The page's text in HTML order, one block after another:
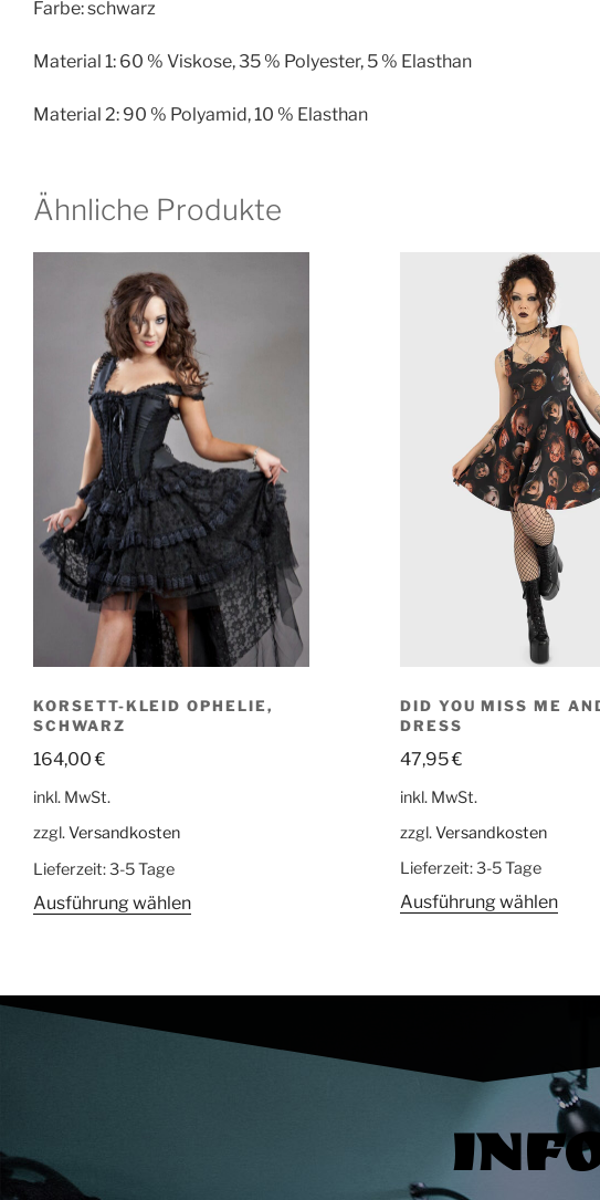
Farbe: schwarz
Material 1: 60 % Viskose, 35 % Polyester, 5 % Elasthan
Material 2: 90 % Polyamid, 10 % Elasthan
Ähnliche Produkte
KORSETT-KLEID OPHELIE,
SCHWARZ
164,00€
inkl. MwSt.
zzgl.Versandkosten
Lieferzeit:3-5 Tage
Ausführung wählen
DID YOU MISS ME
DRESS
47,95€
inkl. MwSt.
zzgl.Versandkosten
Lieferzeit:3-5 Tage
Ausführung wählen